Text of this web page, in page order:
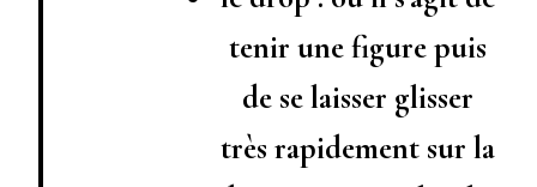
tenir une figure puis
de se laisser glisser
très rapidement sur la